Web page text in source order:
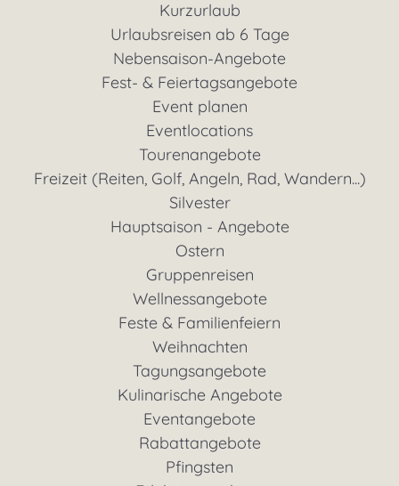
Kurzurlaub
Urlaubsreisen ab 6 Tage
Nebensaison-Angebote
Fest- & Feiertagsangebote
Event planen
Eventlocations
Tourenangebote
Freizeit (Reiten, Golf, Angeln, Rad, Wandern...)
Silvester
Hauptsaison - Angebote
Ostern
Gruppenreisen
Wellnessangebote
Feste & Familienfeiern
Weihnachten
Tagungsangebote
Kulinarische Angebote
Eventangebote
Rabattangebote
Pfingsten